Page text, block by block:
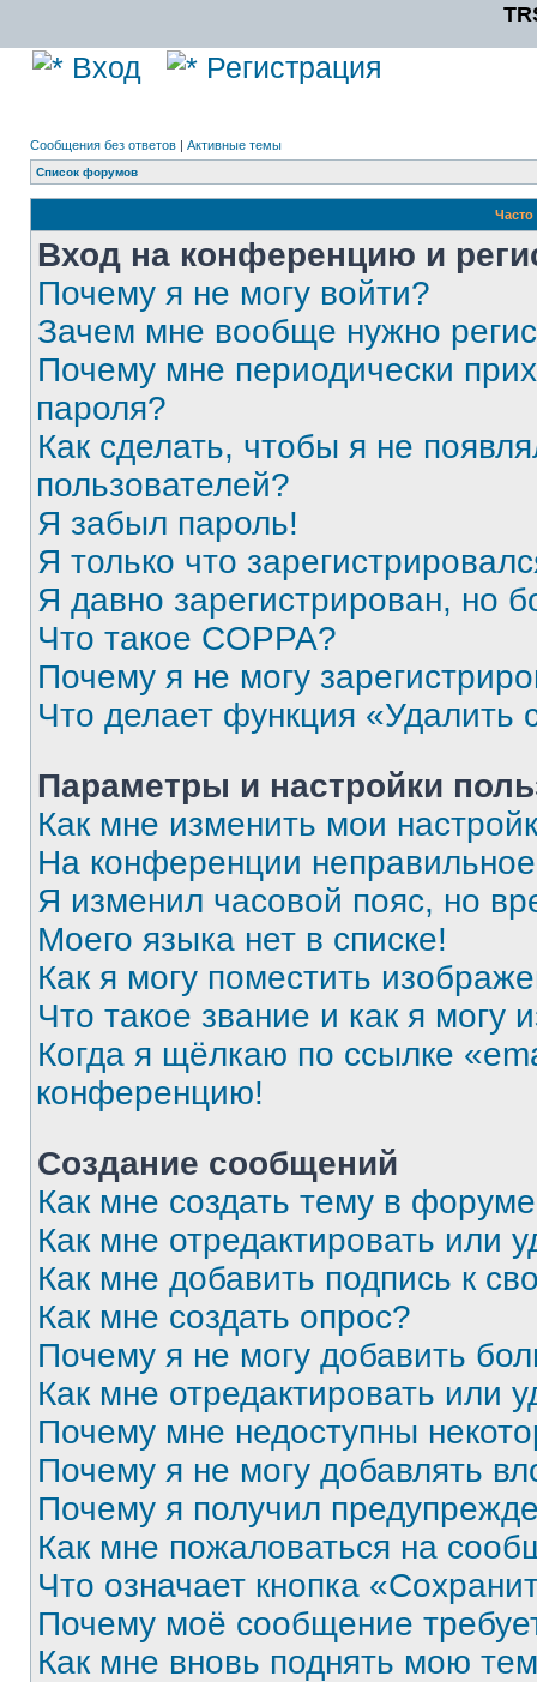
Вход Регистрация
Сообщения без ответов | Активные темы
Список форумов
Вход на конференцию и
Почему я не могу войти?
Зачем мне вообще нужно
Почему мне периодически
пароля?
Как сделать, чтобы я не
пользователей?
Я забыл пароль!
Я только что
Я давно зарегистрирован, но
Что такое COPPA?
Почему я не могу
Что делает функция «Удалить
Параметры и настройки
Как мне изменить мои
На конференции
Я изменил часовой пояс, но
Моего языка нет в списке!
Как я могу поместить
Что такое звание и как я могу
Когда я щёлкаю по ссылке
конференцию!
Создание сообщений
Как мне создать тему в
Как мне отредактировать или
Как мне добавить подпись к
Как мне создать опрос?
Почему я не могу добавить
Как мне отредактировать или
Почему мне недоступны
Почему я не могу добавлять
Почему я получил
Как мне пожаловаться на
Что означает кнопка
Почему моё сообщение
Как мне вновь поднять мою